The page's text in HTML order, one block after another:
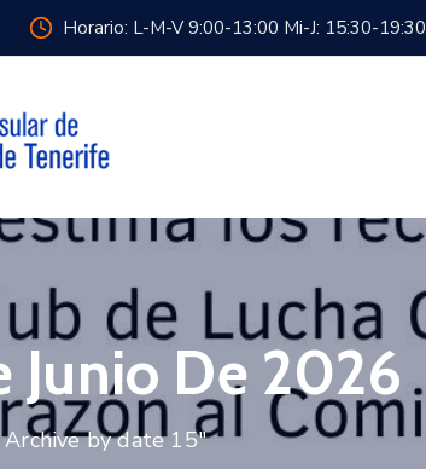
Horario: L-M-V 9:00-13:00 Mi-J: 15:30-19:30
Junio De 2026
Archive by date 15"